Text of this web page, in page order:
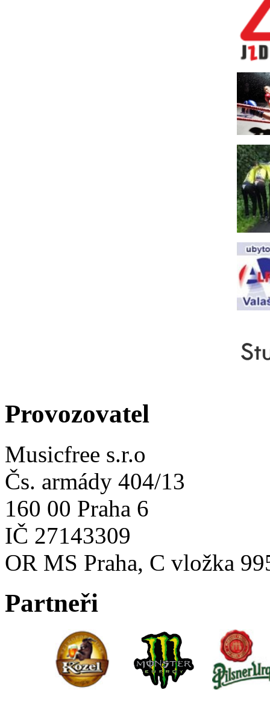
Provozovatel
Musicfree s.r.o
Čs. armády 404/13
160 00 Praha 6
IČ 27143309
OR MS Praha, C vložka
Partneři